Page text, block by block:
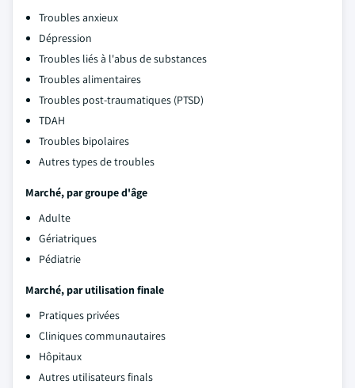
Troubles anxieux
Dépression
Troubles liés à l'abus de substances
Troubles alimentaires
Troubles post-traumatiques (PTSD)
TDAH
Troubles bipolaires
Autres types de troubles
Marché, par groupe d'âge
Adulte
Gériatriques
Pédiatrie
Marché, par utilisation finale
Pratiques privées
Cliniques communautaires
Hôpitaux
Autres utilisateurs finals